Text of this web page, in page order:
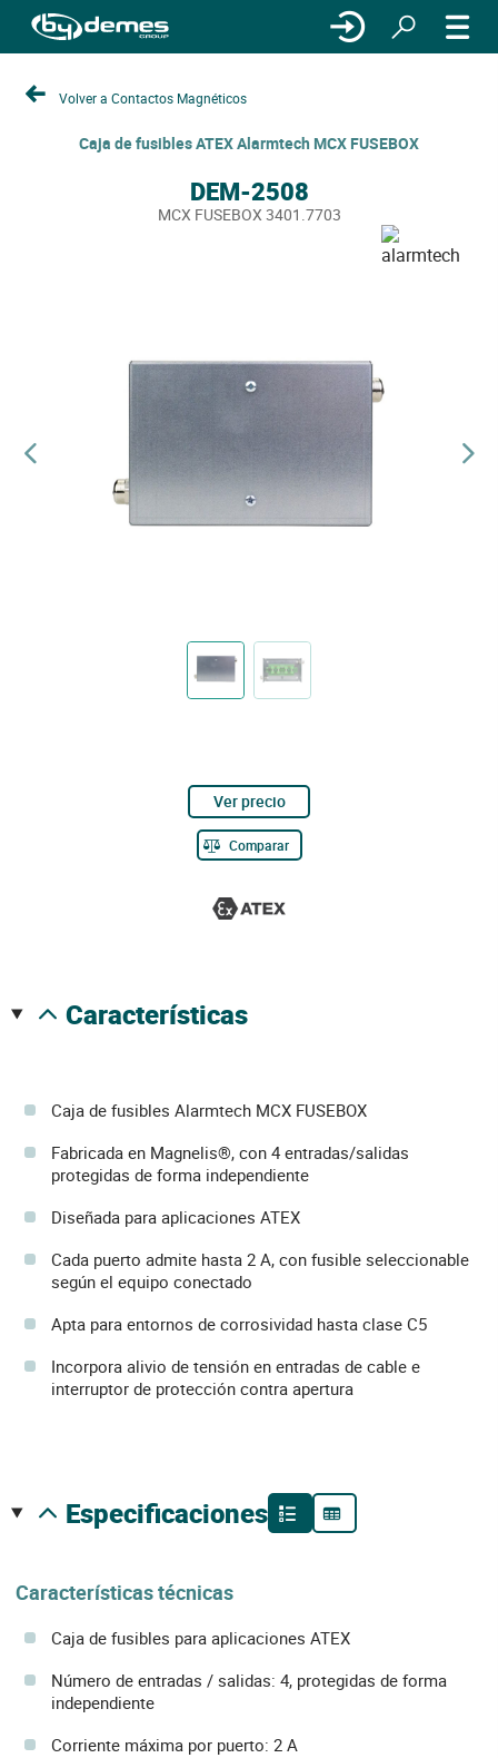
Volver a Contactos Magnéticos
Caja de fusibles ATEX Alarmtech MCX FUSEBOX
DEM-2508
MCX FUSEBOX 3401.7703
Ver precio
Comparar
características
Caja de fusibles Alarmtech MCX FUSEBOX
Fabricada en Magnelis®, con 4 entradas/salidas
protegidas de forma independiente
Diseñada para aplicaciones ATEX
Cada puerto admite hasta 2 A, con fusible seleccionable
según el equipo conectado
Apta para entornos de corrosividad hasta clase C5
Incorpora alivio de tensión en entradas de cable e
interruptor de protección contra apertura
especificaciones
Características técnicas
Caja de fusibles para aplicaciones ATEX
Número de entradas / salidas: 4, protegidas de forma
independiente
Corriente máxima por puerto: 2 A